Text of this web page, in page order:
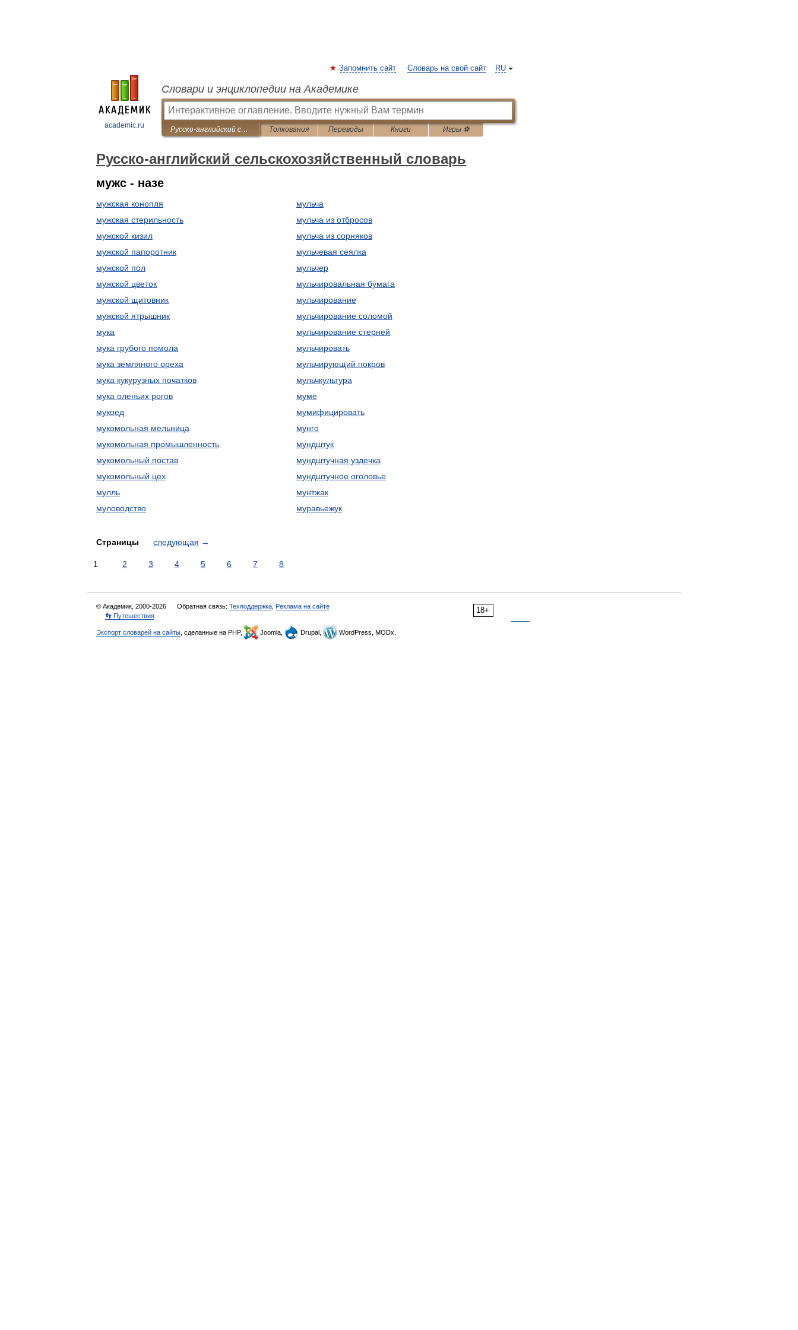
academic.ru
RU
Запомнить сайт Словарь на свой сайт
Словари и энциклопедии на Академике
Русско-английский сельскохозяйственный словарь Толкования Переводы Книги Игры ⚽
Русско-английский сельскохозяйственный словарь
мужс - назе
мужская конопля
мужская стерильность
мужской кизил
мужской папоротник
мужской пол
мужской цветок
мужской щитовник
мужской ятрышник
мука
мука грубого помола
мука земляного ореха
мука кукурузных початков
мука оленьих рогов
мукоед
мукомольная мельница
мукомольная промышленность
мукомольный постав
мукомольный цех
мулль
муловодство
мульча
мульча из отбросов
мульча из сорняков
мульчевая сеялка
мульчер
мульчировальная бумага
мульчирование
мульчирование соломой
мульчирование стерней
мульчировать
мульчирующий покров
мульчкультура
муме
мумифицировать
мунго
мундштук
мундштучная уздечка
мундштучное оголовье
мунтжак
муравьежук
Страницы следующая →
1 2 3 4 5 6 7 8
18+
© Академик, 2000-2026 Обратная связь: Техподдержка Реклама на сайте
👣 Путешествия
Экспорт словарей на сайты , сделанные на PHP, Joomla, Drupal, WordPress, MODx.